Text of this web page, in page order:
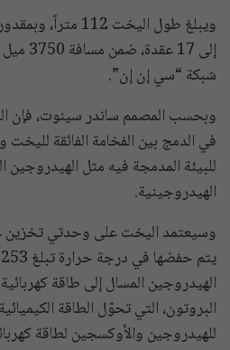
ويبلغ طول اليخت
112 متراً،
إلى 17
شبكة “سي إن إن”.
وبحسب المصمم ساندر سينوت، فإن
في الدمج بين الفخامة الفائقة لليخت
للبيئة المدمجة فيه مثل الهيدروجين
الهيدروجينية.
الهيدروجين المسال إلى طاقة
البروتون، التي تحوّل الطاقة
للهيدروجين والأوكسجين لطاقة